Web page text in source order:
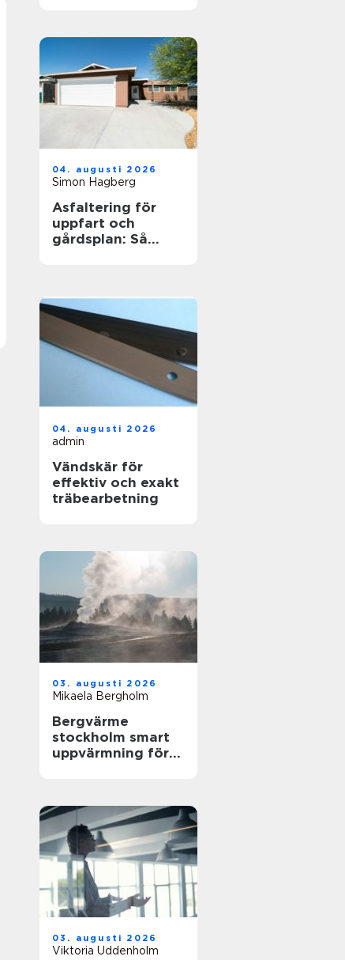
04. augusti 2026
Simon Hagberg
Asfaltering för
uppfart och
gårdsplan: Så
04. augusti 2026
admin
Vändskär för
effektiv och exakt
träbearbetning
03. augusti 2026
Mikaela Bergholm
Bergvärme
stockholm smart
uppvärmning för
03. augusti 2026
Viktoria Uddenholm